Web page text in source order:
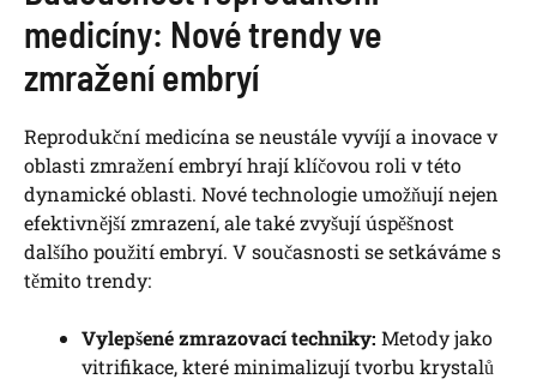
medicíny: Nové trendy ve
zmražení embryí
Reprodukční medicína se neustále vyvíjí a inovace v
oblasti zmražení embryí hrají klíčovou roli v této
dynamické oblasti. Nové technologie umožňují nejen
efektivnější zmrazení, ale také zvyšují úspěšnost
dalšího použití embryí. V současnosti se setkáváme s
těmito trendy:
Vylepšené zmrazovací techniky: Metody jako
vitrifikace, které minimalizují tvorbu krystalů